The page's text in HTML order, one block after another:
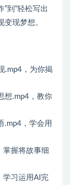
到“轻松写出
变现梦想。
.mp4，为你揭
想.mp4，教你
.mp4，学会用
握将故事细
习运用AI完